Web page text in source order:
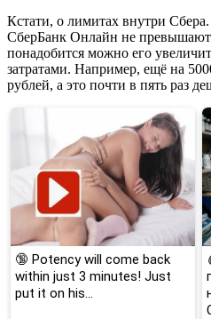
Кстати, о лимитах внутри
СберБанк Онлайн не превышают
понадобится можно его
затратами. Например, ещё на
рублей, а это почти в пять раз
🔞 Potency will come back
within just 3 minutes! Just
put it on his…